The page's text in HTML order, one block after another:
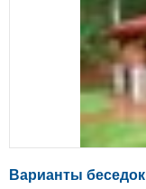
Варианты беседок